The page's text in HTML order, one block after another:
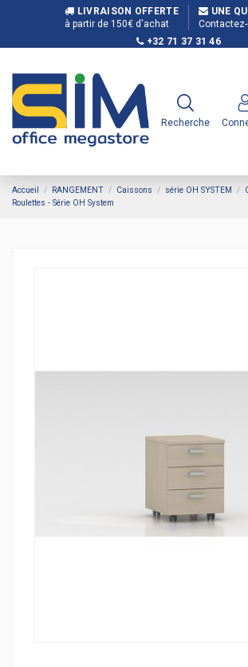
LIVRAISON OFFERTE
à partir de 150€ d'achat
UNE
+32 71 37 31 46
Recherche
Accueil RANGEMENT Caissons série OH SYSTEM
Roulettes - Série OH System